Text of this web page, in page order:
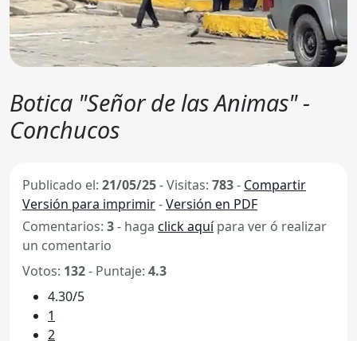
Botica "Señor de las Animas" -
Conchucos
Publicado el: 21/05/25-Visitas: 783- Compartir
Versión para imprimir-Versión en PDF
Comentarios: 3- haga click aquípara ver ó realizar
un comentario
Votos: 132- Puntaje: 4.3
4.30/5
1
2